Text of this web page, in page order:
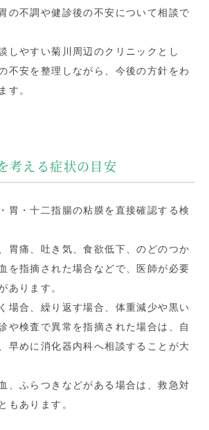
の不調や健診後の不安について相談で
しやすい菊川周辺のクリニックとし
不安を整理しながら、今後の方針をわ
す。
考える症状の目安
胃・十二指腸の粘膜を直接確認する検
胃痛、吐き気、食欲低下、のどのつか
を指摘された場合などで、医師が必要
あります。
場合、繰り返す場合、体重減少や黒い
や検査で異常を指摘された場合は、自
早めに消化器内科へ相談することが大
、ふらつきなどがある場合は、救急対
もあります。